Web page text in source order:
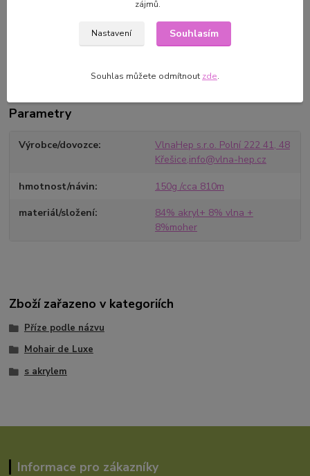
Jehlice: 3,5 - 4,5 mm
Parametry
Výrobce/dovozce
VlnaHep s.r.o. Polní 222 41, 48
Křešice,info@vlna-hep.cz
hmotnost/návin 150g /cca 810m
materiál/složení
84% akryl+ 8% vlna +
8%moher
Zboží zařazeno v kategoriích
Příze podle názvu
Mohair de Luxe
s akrylem
Informace pro zákazníky
zájmů.
Nastavení Souhlasím
Souhlas můžete odmítnout zde.